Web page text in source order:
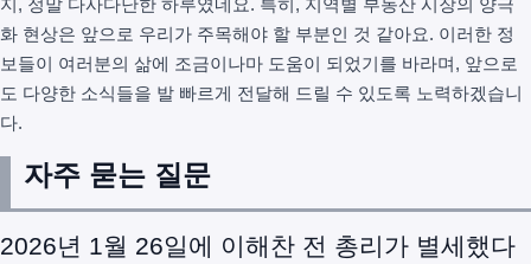
지, 정말 다사다난한 하루였네요. 특히, 지역별 부동산 시장의 양극
화 현상은 앞으로 우리가 주목해야 할 부분인 것 같아요. 이러한 정
보들이 여러분의 삶에 조금이나마 도움이 되었기를 바라며, 앞으로
도 다양한 소식들을 발 빠르게 전달해 드릴 수 있도록 노력하겠습니
다.
자주 묻는 질문
2026년 1월 26일에 이해찬 전 총리가 별세했다